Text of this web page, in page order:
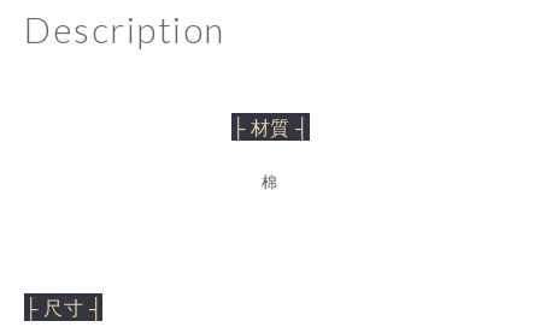
Description
├ 材質 ┤
棉
├ 尺寸 ┤